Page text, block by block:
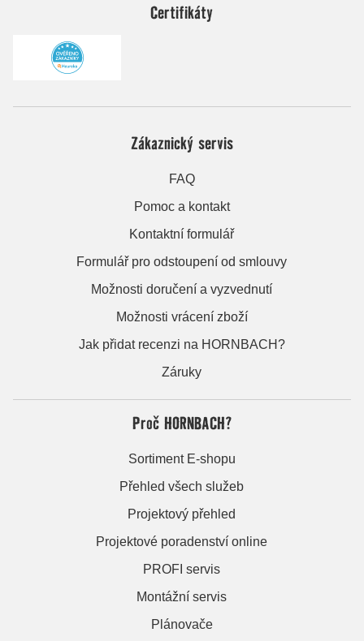
Certifikáty
Zákaznický servis
FAQ
Pomoc a kontakt
Kontaktní formulář
Formulář pro odstoupení od smlouvy
Možnosti doručení a vyzvednutí
Možnosti vrácení zboží
Jak přidat recenzi na HORNBACH?
Záruky
Proč HORNBACH?
Sortiment E-shopu
Přehled všech služeb
Projektový přehled
Projektové poradenství online
PROFI servis
Montážní servis
Plánovače